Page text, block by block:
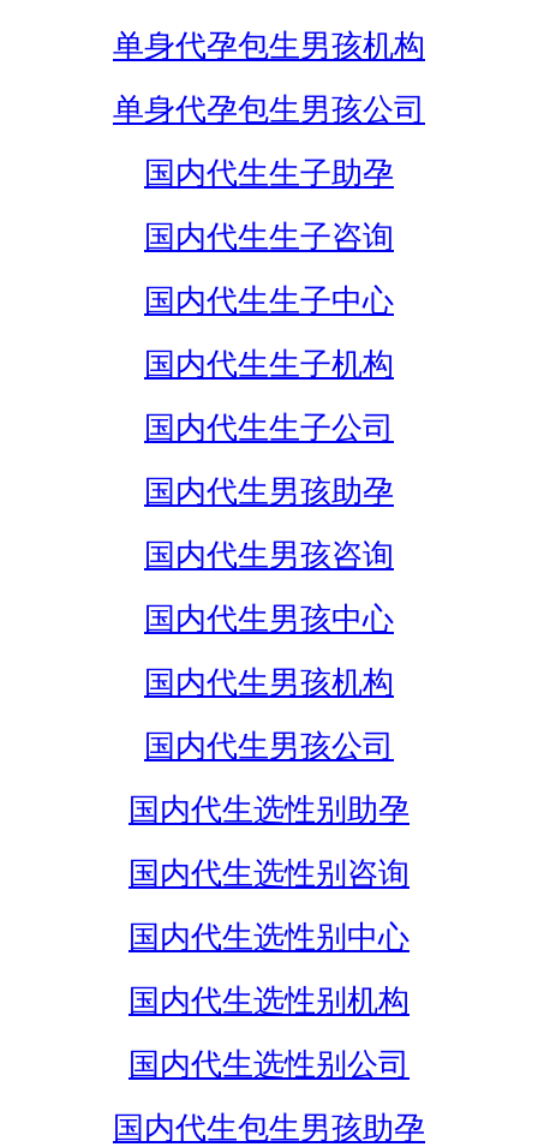
单身代孕包生男孩机构
单身代孕包生男孩公司
国内代生生子助孕
国内代生生子咨询
国内代生生子中心
国内代生生子机构
国内代生生子公司
国内代生男孩助孕
国内代生男孩咨询
国内代生男孩中心
国内代生男孩机构
国内代生男孩公司
国内代生选性别助孕
国内代生选性别咨询
国内代生选性别中心
国内代生选性别机构
国内代生选性别公司
国内代生包生男孩助孕